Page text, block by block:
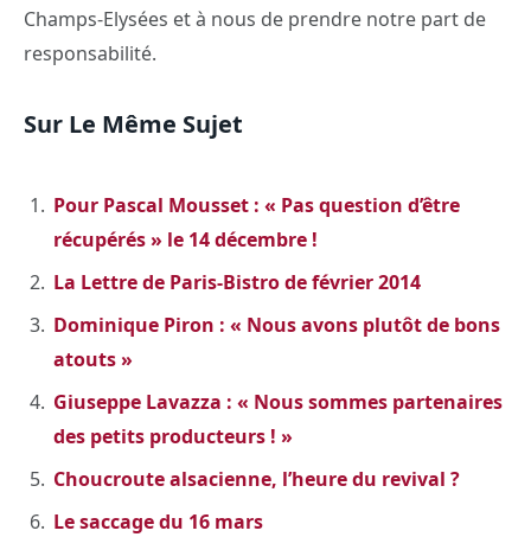
Champs-Elysées et à nous de prendre notre part de
responsabilité.
Sur Le Même Sujet
Pour Pascal Mousset : « Pas question d’être
récupérés » le 14 décembre !
La Lettre de Paris-Bistro de février 2014
Dominique Piron : « Nous avons plutôt de bons
atouts »
Giuseppe Lavazza : « Nous sommes partenaires
des petits producteurs ! »
Choucroute alsacienne, l’heure du revival ?
Le saccage du 16 mars